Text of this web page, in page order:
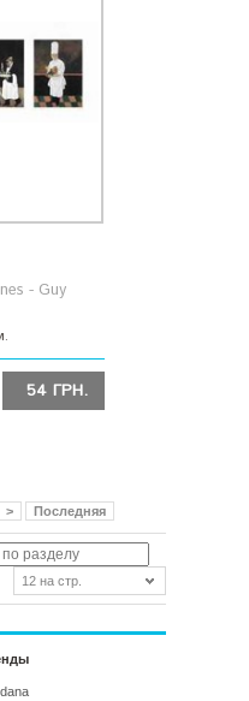
- Guy
54 ГРН.
> Последняя
12 на стр.